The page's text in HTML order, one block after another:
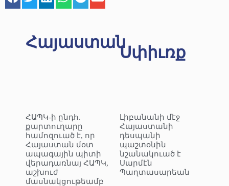
Հայաստան
ՀԱՊԿ-ի ընդհ.
քարտուղարը
համոզուած է, որ
Հայաստան մօտ
ապագային պիտի
վերադառնայ ՀԱՊԿ,
աշխուժ
մասնակցութեամբ
Սփիւռք
Լիբանանի մէջ
Հայաստանի
դեսպանի
պաշտօնին
նշանակուած է
Սարմէն
Պաղտասարեան